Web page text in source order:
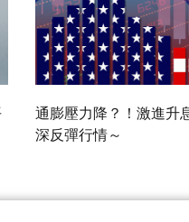
通膨壓力降？！激進升
深反彈行情～